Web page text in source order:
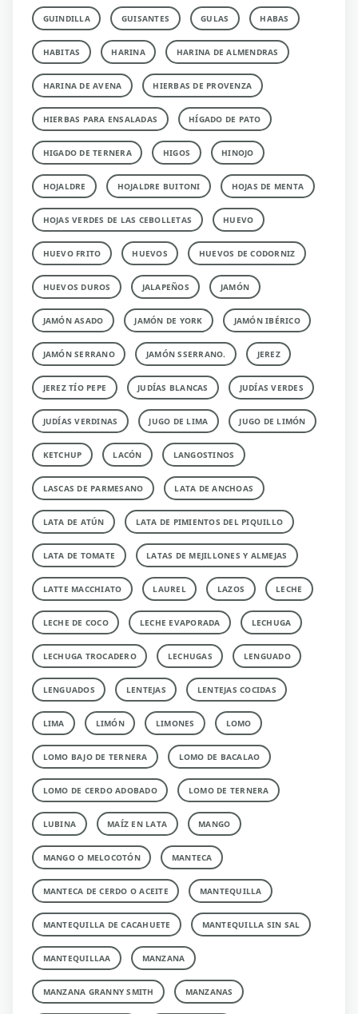
GUINDILLA GUISANTES GULAS HABAS
HABITAS HARINA HARINA DE ALMENDRAS
HARINA DE AVENA HIERBAS DE PROVENZA
HIERBAS PARA ENSALADAS HÍGADO DE PATO
HIGADO DE TERNERA HIGOS HINOJO
HOJALDRE HOJALDRE BUITONI HOJAS DE MENTA
HOJAS VERDES DE LAS CEBOLLETAS HUEVO
HUEVO FRITO HUEVOS HUEVOS DE CODORNIZ
HUEVOS DUROS JALAPEÑOS JAMÓN
JAMÓN ASADO JAMÓN DE YORK JAMÓN IBÉRICO
JAMÓN SERRANO JAMÓN SSERRANO. JEREZ
JEREZ TÍO PEPE JUDÍAS BLANCAS JUDÍAS VERDES
JUDÍAS VERDINAS JUGO DE LIMA JUGO DE LIMÓN
KETCHUP LACÓN LANGOSTINOS
LASCAS DE PARMESANO LATA DE ANCHOAS
LATA DE ATÚN LATA DE PIMIENTOS DEL PIQUILLO
LATA DE TOMATE LATAS DE MEJILLONES Y ALMEJAS
LATTE MACCHIATO LAUREL LAZOS LECHE
LECHE DE COCO LECHE EVAPORADA LECHUGA
LECHUGA TROCADERO LECHUGAS LENGUADO
LENGUADOS LENTEJAS LENTEJAS COCIDAS
LIMA LIMÓN LIMONES LOMO
LOMO BAJO DE TERNERA LOMO DE BACALAO
LOMO DE CERDO ADOBADO LOMO DE TERNERA
LUBINA MAÍZ EN LATA MANGO
MANGO O MELOCOTÓN MANTECA
MANTECA DE CERDO O ACEITE MANTEQUILLA
MANTEQUILLA DE CACAHUETE MANTEQUILLA SIN SAL
MANTEQUILLAA MANZANA
MANZANA GRANNY SMITH MANZANAS